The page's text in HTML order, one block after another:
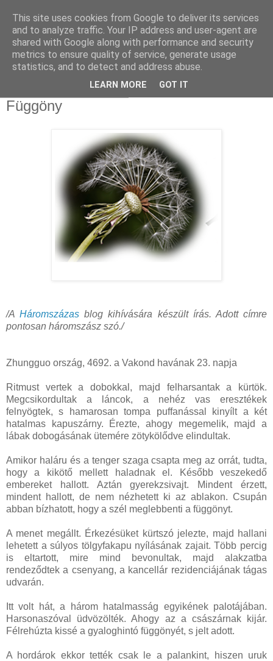
Sümegi Emília -
Tintaszerkezetek
Függöny
/AHáromszázas blog kihívására készült írás. Adott címre
pontosan háromszász szó./
Zhungguo ország, 4692. a Vakond havának 23. napja
Ritmust vertek a dobokkal, majd felharsantak a kürtök.
Megcsikordultak a láncok, a nehéz vas eresztékek
felnyögtek, s hamarosan tompa puffanással kinyílt a két
hatalmas kapuszárny. Érezte, ahogy megemelik, majd a
lábak dobogásának ütemére zötykölődve elindultak.
Amikor haláru és a tenger szaga csapta meg az orrát, tudta,
hogy a kikötő mellett haladnak el. Később veszekedő
embereket hallott. Aztán gyerekzsivajt. Mindent érzett,
mindent hallott, de nem nézhetett ki az ablakon. Csupán
abban bízhatott, hogy a szél meglebbenti a függönyt.
A menet megállt. Érkezésüket kürtszó jelezte, majd hallani
lehetett a súlyos tölgyfakapu nyílásának zajait. Több percig
is eltartott, mire mind bevonultak, majd alakzatba
rendeződtek a csenyang, a kancellár rezidenciájának tágas
udvarán.
Itt volt hát, a három hatalmasság egyikének palotájában.
Harsonaszóval üdvözölték. Ahogy az a császárnak kijár.
Félrehúzta kissé a gyaloghintó függönyét, s jelt adott.
A hordárok ekkor tették csak le a palankint, hiszen uruk
This site uses cookies from Google to deliver its services
and to analyze traffic. Your IP address and user-agent are
shared with Google along with performance and security
metrics to ensure quality of service, generate usage
statistics, and to detect and address abuse.
LEARN MORE GOT IT